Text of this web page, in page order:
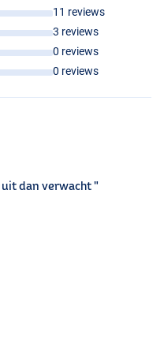
11 reviews
3 reviews
0 reviews
0 reviews
dan verwacht "